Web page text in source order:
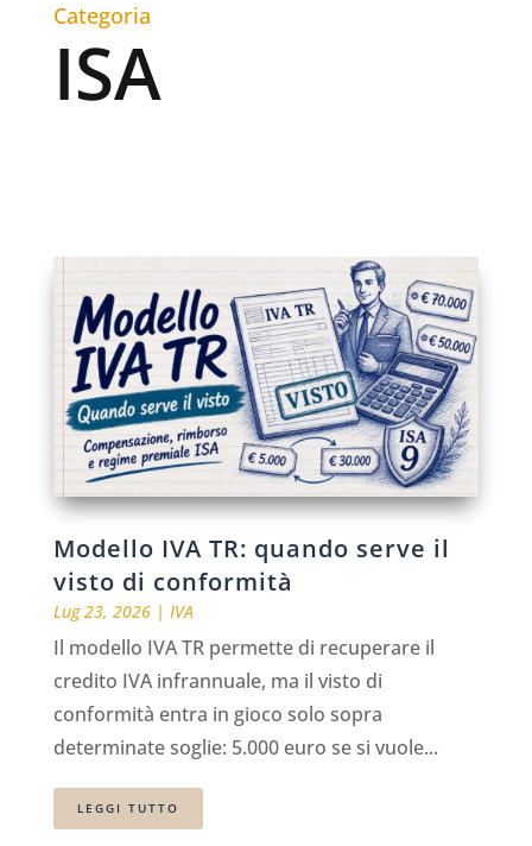
Categoria
ISA
Modello IVA TR: quando serve il
visto di conformità
Lug 23, 2026| IVA
Il modello IVA TR permette di recuperare il
credito IVA infrannuale, ma il visto di
conformità entra in gioco solo sopra
determinate soglie: 5.000 euro se si vuole...
LEGGI TUTTO